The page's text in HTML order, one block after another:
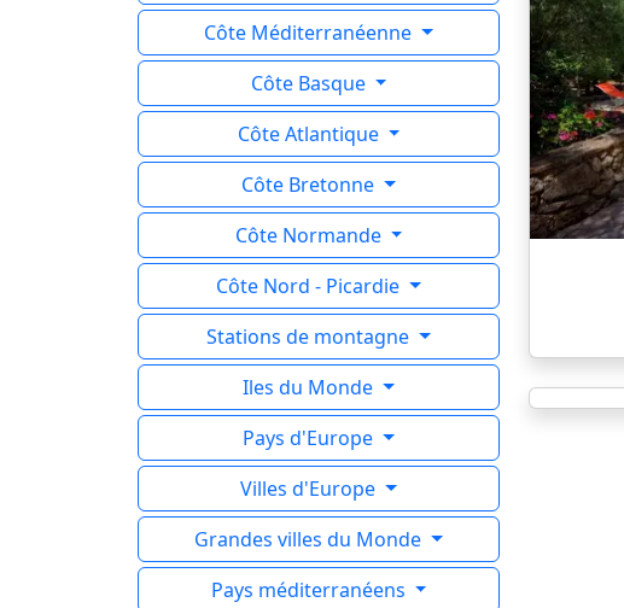
Côte Méditerranéenne
Côte Basque
Côte Atlantique
Côte Bretonne
Côte Normande
Côte Nord - Picardie
Stations de montagne
Iles du Monde
Pays d'Europe
Villes d'Europe
Grandes villes du Monde
Pays méditerranéens